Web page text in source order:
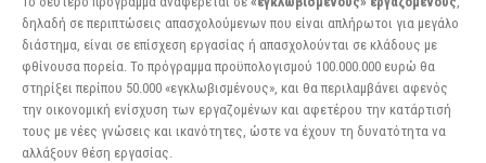
δηλαδή σε περιπτώσεις απασχολούμενων που είναι απλήρωτοι για μεγάλο
διάστημα, είναι σε επίσχεση εργασίας ή απασχολούνται σε κλάδους με
φθίνουσα πορεία. Το πρόγραμμα προϋπολογισμού 100.000.000 ευρώ θα
στηρίξει περίπου 50.000 «εγκλωβισμένους», και θα περιλαμβάνει αφενός
την οικονομική ενίσχυση των εργαζομένων και αφετέρου την κατάρτισή
τους με νέες γνώσεις και ικανότητες, ώστε να έχουν τη δυνατότητα να
αλλάξουν θέση εργασίας.